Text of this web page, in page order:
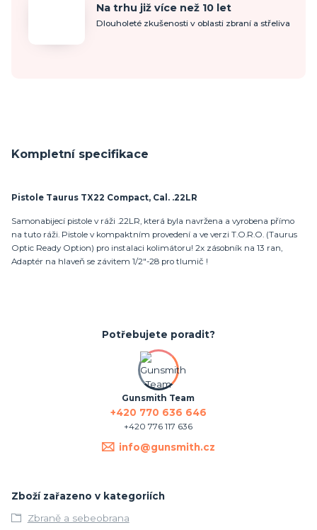
Na trhu již více než 10 let
Dlouholeté zkušenosti v oblasti zbraní a střeliva
Kompletní specifikace
Pistole Taurus TX22 Compact, Cal. .22LR
Samonabijecí pistole v ráži .22LR, která byla navržena a vyrobena přímo
na tuto ráži. Pistole v kompaktním provedení a ve verzi T.O.R.O. (Taurus
Optic Ready Option) pro instalaci kolimátoru! 2x zásobník na 13 ran,
Adaptér na hlaveň se závitem 1/2"-28 pro tlumič !
Potřebujete poradit?
Gunsmith Team
+420 770 636 646
+420 776 117 636
info@gunsmith.cz
Zboží zařazeno v kategoriích
Zbraně a sebeobrana